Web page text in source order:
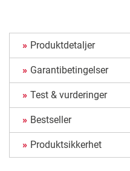
Produktdetaljer
Garantibetingelser
Test & vurderinger
Bestseller
Produktsikkerhet